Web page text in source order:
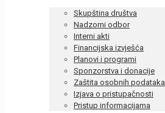
Skupština društva
Nadzorni odbor
Interni akti
Financijska izvješća
Planovi i programi
Sponzorstva i donacije
Zaštita osobnih podataka
Izjava o pristupačnosti
Pristup informacijama